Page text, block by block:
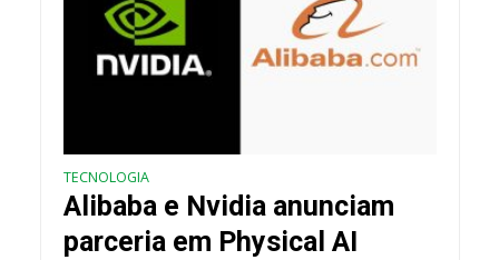
TECNOLOGIA
Alibaba e Nvidia anunciam
parceria em Physical AI